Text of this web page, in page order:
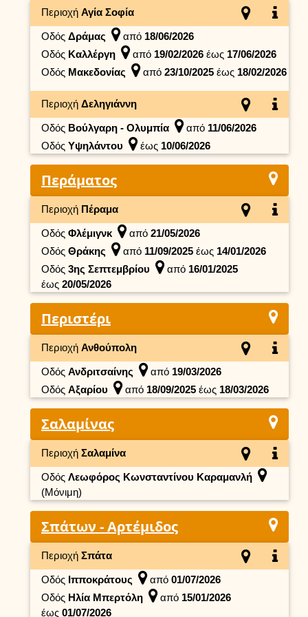
Περιοχή Αγία Σοφία
Οδός Δράμας από 18/06/2026
Οδός Καλλέργη από 19/02/2026 έως 17/06/2026
Οδός Μακεδονίας από 23/10/2025 έως 18/02/2026
Περιοχή Δεληγιάννη
Οδός Βούλγαρη - Ολυμπία από 11/06/2026
Οδός Υψηλάντου έως 10/06/2026
Περάματος
Περιοχή Πέραμα
Οδός Φλέμιγνκ από 21/05/2026
Οδός Θράκης από 11/09/2025 έως 14/01/2026
Οδός 3ης Σεπτεμβρίου από 16/01/2025
έως 20/05/2026
Περιστέρι
Περιοχή Ανθούπολη
Οδός Ανδριτσαίνης από 19/03/2026
Οδός Αξαρίου από 18/09/2025 έως 18/03/2026
Σαλαμίνας
Περιοχή Σαλαμίνα
Οδός Λεωφόρος Κωνσταντίνου Καραμανλή
(Μόνιμη)
Σπάτων - Αρτέμιδος
Περιοχή Σπάτα
Οδός Ιπποκράτους από 01/07/2026
Οδός Ηλία Μπερτόλη από 15/01/2026
έως 01/07/2026